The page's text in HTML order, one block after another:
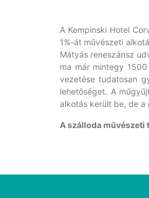
A Kempinski Hotel
1%-át művészeti
Mátyás reneszánsz
ma már mintegy
vezetése tudatosan
lehetőséget. A
alkotás került be, de a
A szálloda művészeti